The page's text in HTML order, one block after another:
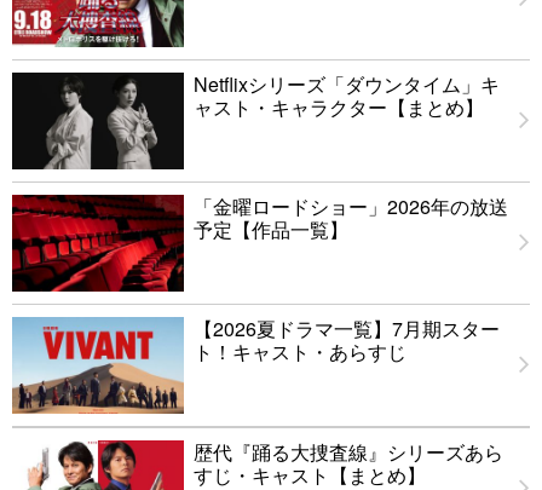
Netflixシリーズ「ダウンタイム」キ
ャスト・キャラクター【まとめ】
「金曜ロードショー」2026年の放送
予定【作品一覧】
【2026夏ドラマ一覧】7月期スター
ト！キャスト・あらすじ
歴代『踊る大捜査線』シリーズあら
すじ・キャスト【まとめ】